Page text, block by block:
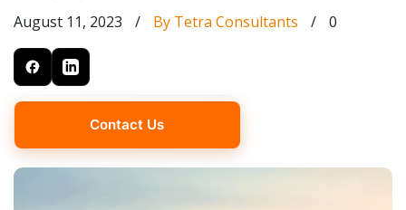
August 11, 2023 / By Tetra Consultants / 0
Contact Us